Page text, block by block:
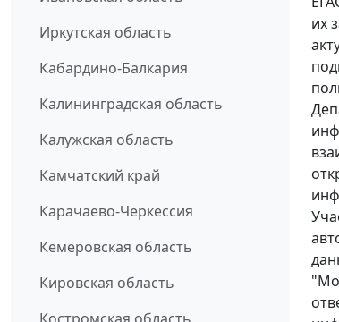
Иркутская область
Кабардино-Балкария
Калининградская область
Калужская область
Камчатский край
Карачаево-Черкессия
Кемеровская область
Кировская область
их